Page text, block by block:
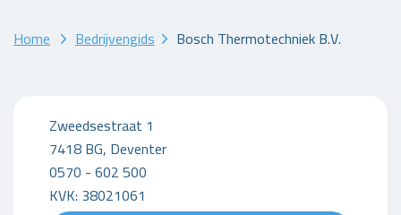
Home Bedrijvengids Bosch Thermotechniek B.V.
Zweedsestraat 1
7418 BG, Deventer
0570 - 602 500
KVK: 38021061